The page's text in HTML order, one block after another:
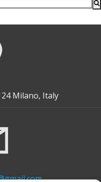
Milano, Italy